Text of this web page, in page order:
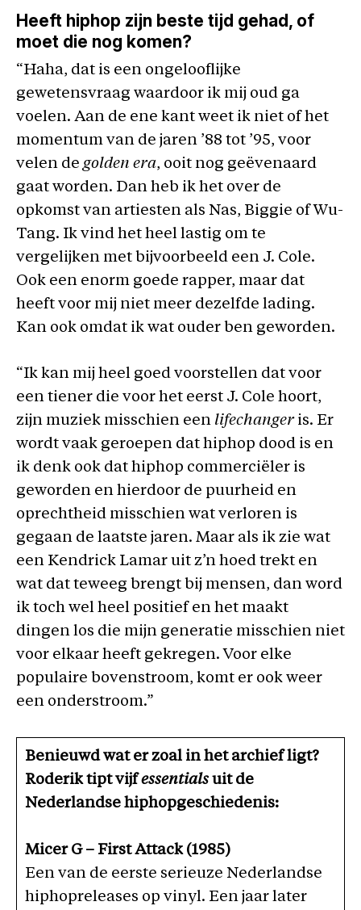
Heeft hiphop zijn beste tijd gehad, of
moet die nog komen?
“Haha, dat is een ongelooflijke
gewetensvraag waardoor ik mij oud ga
voelen. Aan de ene kant weet ik niet of het
momentum van de jaren ’88 tot ’95, voor
velen de golden era, ooit nog geëvenaard
gaat worden. Dan heb ik het over de
opkomst van artiesten als Nas, Biggie of Wu-
Tang. Ik vind het heel lastig om te
vergelijken met bijvoorbeeld een J. Cole.
Ook een enorm goede rapper, maar dat
heeft voor mij niet meer dezelfde lading.
Kan ook omdat ik wat ouder ben geworden.
“Ik kan mij heel goed voorstellen dat voor
een tiener die voor het eerst J. Cole hoort,
zijn muziek misschien een lifechangeris. Er
wordt vaak geroepen dat hiphop dood is en
ik denk ook dat hiphop commerciëler is
geworden en hierdoor de puurheid en
oprechtheid misschien wat verloren is
gegaan de laatste jaren. Maar als ik zie wat
een Kendrick Lamar uit z’n hoed trekt en
wat dat teweeg brengt bij mensen, dan word
ik toch wel heel positief en het maakt
dingen los die mijn generatie misschien niet
voor elkaar heeft gekregen. Voor elke
populaire bovenstroom, komt er ook weer
een onderstroom.”
Benieuwd wat er zoal in het archief ligt?
Roderik tipt vijfessentialsuit de
Nederlandse hiphopgeschiedenis:
Micer G – First Attack (1985)
Een van de eerste serieuze Nederlandse
hiphopreleases op vinyl. Een jaar later